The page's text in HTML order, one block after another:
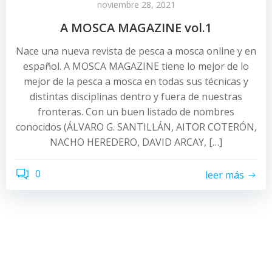
noviembre 28, 2021
A MOSCA MAGAZINE vol.1
Nace una nueva revista de pesca a mosca online y en
español. A MOSCA MAGAZINE tiene lo mejor de lo
mejor de la pesca a mosca en todas sus técnicas y
distintas disciplinas dentro y fuera de nuestras
fronteras. Con un buen listado de nombres
conocidos (ÁLVARO G. SANTILLÁN, AITOR COTERÓN,
NACHO HEREDERO, DAVID ARCAY, […]
0 leer más